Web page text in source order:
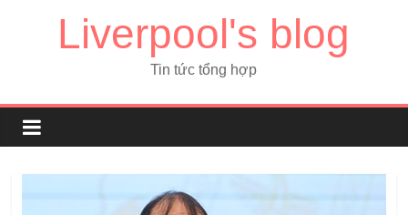
Liverpool's blog
Tin tức tổng hợp